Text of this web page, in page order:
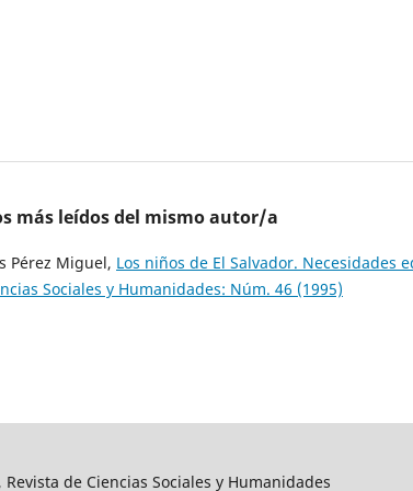
más leídos del mismo autor/a
Pérez Miguel, Los niños de El Salvador. Necesidades
Sociales y Humanidades: Núm. 46 (1995)
Revista de Ciencias Sociales y Humanidades